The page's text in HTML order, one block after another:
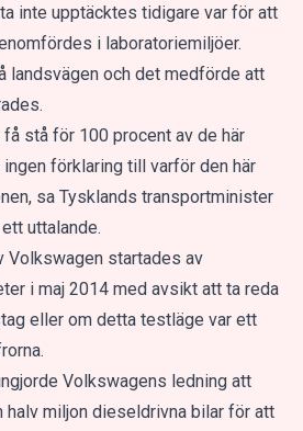
inte upptäcktes tidigare var för att
i laboratoriemiljöer.
landsvägen och det medförde att
stå för 100 procent av de här
förklaring till varför den här
sa Tysklands transportminister
uttalande.
Volkswagen startades av
i maj 2014 med avsikt att ta reda
eller om detta testläge var ett
Volkswagens ledning att
halv miljon dieseldrivna bilar för att